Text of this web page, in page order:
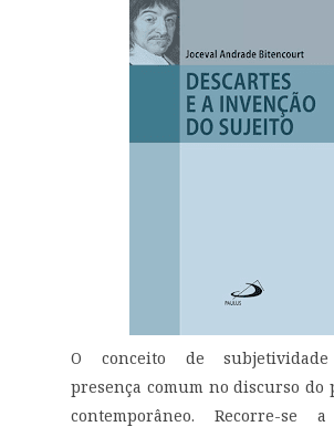
O conceito de
presença comum no discurso do
contemporâneo. Recorre-se